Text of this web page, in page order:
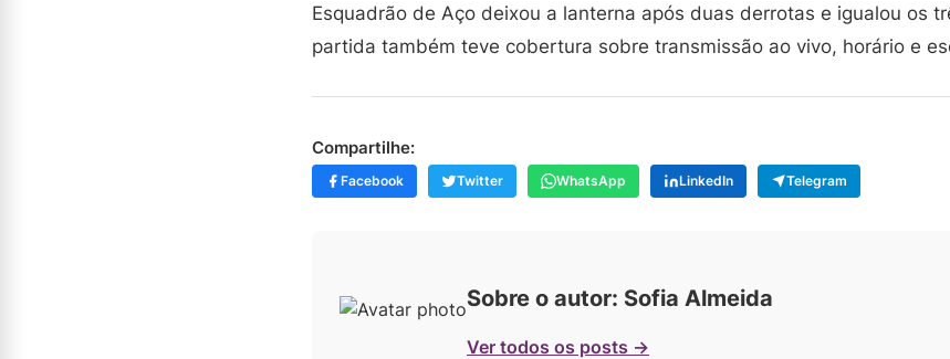
Esquadrão de Aço deixou a lanterna após duas derrotas e igualou os
partida também teve cobertura sobre transmissão ao vivo, horário e
Compartilhe:
Facebook Twitter WhatsApp LinkedIn Telegram
Sobre o autor: Sofia Almeida
Ver todos os posts →